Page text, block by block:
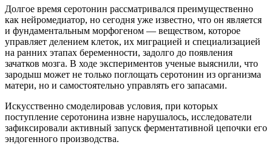
Долгое время серотонин рассматривался преимущественно
как нейромедиатор, но сегодня уже известно, что он является
и фундаментальным морфогеном — веществом, которое
управляет делением клеток, их миграцией и специализацией
на ранних этапах беременности, задолго до появления
зачатков мозга. В ходе экспериментов ученые выяснили, что
зародыш может не только поглощать серотонин из организма
матери, но и самостоятельно управлять его запасами.
Искусственно смоделировав условия, при которых
поступление серотонина извне нарушалось, исследователи
зафиксировали активный запуск ферментативной цепочки его
эндогенного производства.